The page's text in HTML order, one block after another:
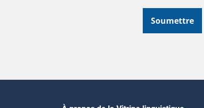
Soumettre